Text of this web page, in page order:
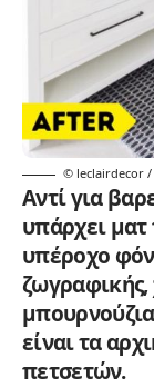
© leclairdecor
Αντί για
υπάρχει
υπέροχο
ζωγραφικής,
είναι τα
πετσετών.